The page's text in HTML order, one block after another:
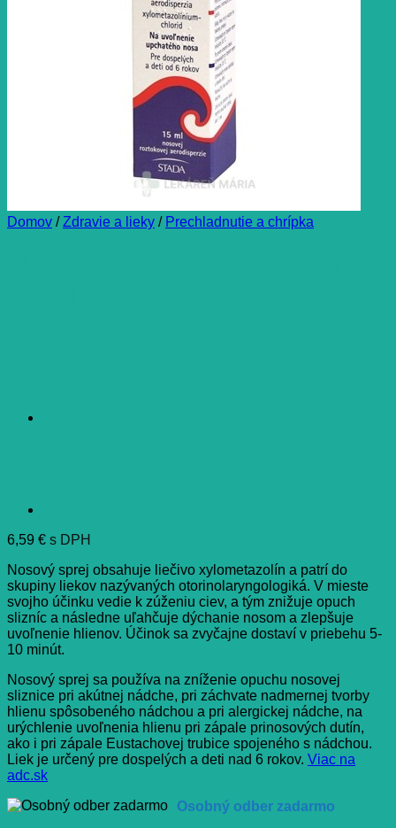
Domov / Zdravie a lieky / Prechladnutie a chrípka
6,59 € s DPH
Nosový sprej obsahuje liečivo xylometazolín a patrí do
skupiny liekov nazývaných otorinolaryngologiká. V mieste
svojho účinku vedie k zúženiu ciev, a tým znižuje opuch
slizníc a následne uľahčuje dýchanie nosom a zlepšuje
uvoľnenie hlienov. Účinok sa zvyčajne dostaví v priebehu 5-
10 minút.
Nosový sprej sa používa na zníženie opuchu nosovej
sliznice pri akútnej nádche, pri záchvate nadmernej tvorby
hlienu spôsobeného nádchou a pri alergickej nádche, na
urýchlenie uvoľnenia hlienu pri zápale prinosových dutín,
ako i pri zápale Eustachovej trubice spojeného s nádchou.
Liek je určený pre dospelých a deti nad 6 rokov. Viac na
adc.sk
Osobný odber zadarmo